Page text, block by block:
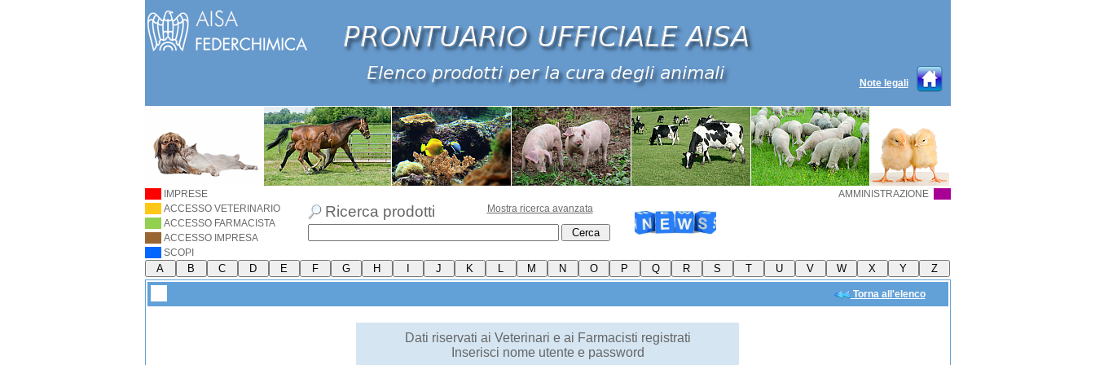
Note legali
AMMINISTRAZIONE
IMPRESE
ACCESSO VETERINARIO
ACCESSO FARMACISTA
ACCESSO IMPRESA
SCOPI
Ricerca prodotti Mostra ricerca avanzata
Torna all'elenco
Dati riservati ai Veterinari e ai Farmacisti registrati
Inserisci nome utente e password